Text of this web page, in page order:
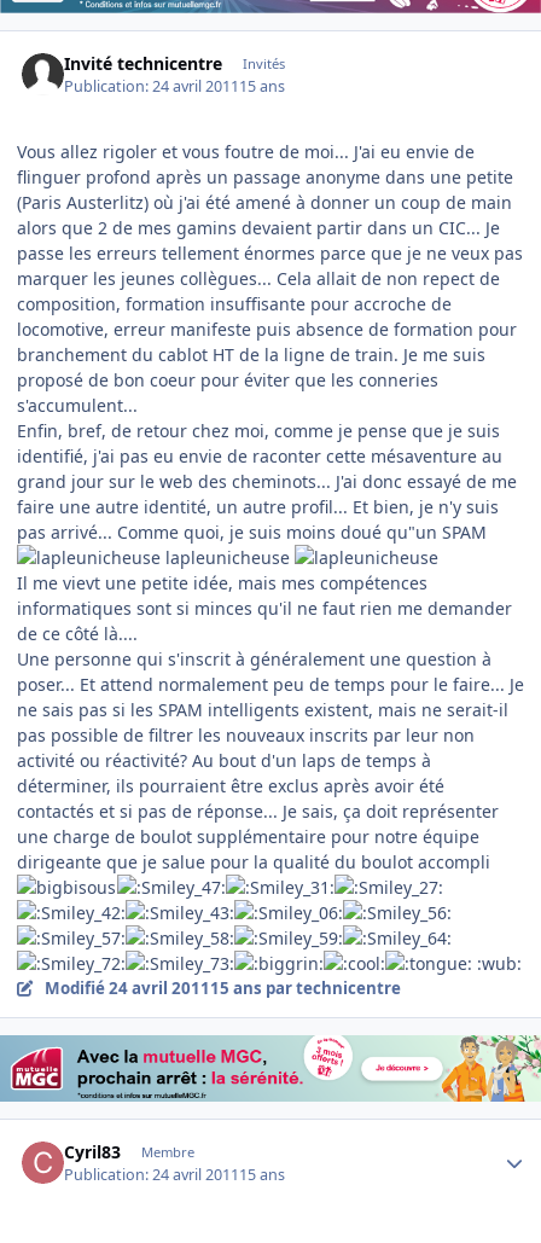
Invité technicentre Invités
Publication:24 avril 201115 ans
Vous allez rigoler et vous foutre de moi... J'ai eu envie de
flinguer profond après un passage anonyme dans une petite
(Paris Austerlitz) où j'ai été amené à donner un coup de main
alors que 2 de mes gamins devaient partir dans un CIC... Je
passe les erreurs tellement énormes parce que je ne veux pas
marquer les jeunes collègues... Cela allait de non repect de
composition, formation insuffisante pour accroche de
locomotive, erreur manifeste puis absence de formation pour
branchement du cablot HT de la ligne de train. Je me suis
proposé de bon coeur pour éviter que les conneries
s'accumulent...
Enfin, bref, de retour chez moi, comme je pense que je suis
identifié, j'ai pas eu envie de raconter cette mésaventure au
grand jour sur le web des cheminots... J'ai donc essayé de me
faire une autre identité, un autre profil... Et bien, je n'y suis
pas arrivé... Comme quoi, je suis moins doué qu"un SPAM
lapleunicheuse
Il me vievt une petite idée, mais mes compétences
informatiques sont si minces qu'il ne faut rien me demander
de ce côté là....
Une personne qui s'inscrit à généralement une question à
poser... Et attend normalement peu de temps pour le faire... Je
ne sais pas si les SPAM intelligents existent, mais ne serait-il
pas possible de filtrer les nouveaux inscrits par leur non
activité ou réactivité? Au bout d'un laps de temps à
déterminer, ils pourraient être exclus après avoir été
contactés et si pas de réponse... Je sais, ça doit représenter
une charge de boulot supplémentaire pour notre équipe
dirigeante que je salue pour la qualité du boulot accompli
:wub:
Modifié24 avril 201115 ans par technicentre
Cyril83 Membre
Publication:24 avril 201115 ans